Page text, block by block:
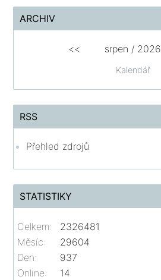
ARCHIV
Kalendář
<< srpen / 2026
RSS
Přehled zdrojů
STATISTIKY
Online: 14
Celkem:
2326481
Měsíc:
29604
Den:
937